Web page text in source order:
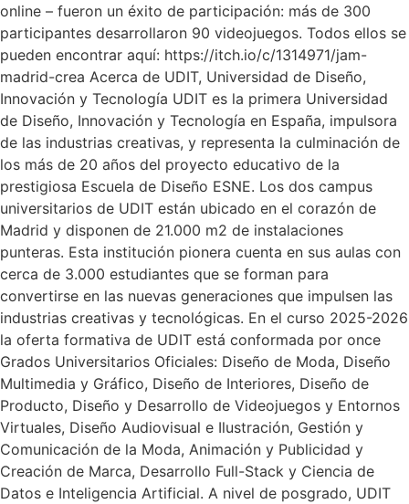
online – fueron un éxito de participación: más de 300
participantes desarrollaron 90 videojuegos. Todos ellos se
pueden encontrar aquí: https://itch.io/c/1314971/jam-
madrid-crea Acerca de UDIT, Universidad de Diseño,
Innovación y Tecnología UDIT es la primera Universidad
de Diseño, Innovación y Tecnología en España, impulsora
de las industrias creativas, y representa la culminación de
los más de 20 años del proyecto educativo de la
prestigiosa Escuela de Diseño ESNE. Los dos campus
universitarios de UDIT están ubicado en el corazón de
Madrid y disponen de 21.000 m2 de instalaciones
punteras. Esta institución pionera cuenta en sus aulas con
cerca de 3.000 estudiantes que se forman para
convertirse en las nuevas generaciones que impulsen las
industrias creativas y tecnológicas. En el curso 2025-2026
la oferta formativa de UDIT está conformada por once
Grados Universitarios Oficiales: Diseño de Moda, Diseño
Multimedia y Gráfico, Diseño de Interiores, Diseño de
Producto, Diseño y Desarrollo de Videojuegos y Entornos
Virtuales, Diseño Audiovisual e Ilustración, Gestión y
Comunicación de la Moda, Animación y Publicidad y
Creación de Marca, Desarrollo Full-Stack y Ciencia de
Datos e Inteligencia Artificial. A nivel de posgrado, UDIT